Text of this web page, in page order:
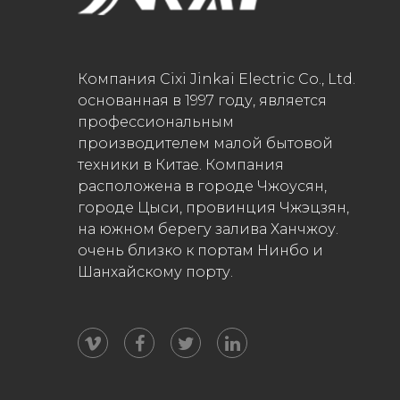
Компания Cixi Jinkai Electric Co., Ltd.
основанная в 1997 году, является
профессиональным
производителем малой бытовой
техники в Китае. Компания
расположена в городе Чжоусян,
городе Цыси, провинция Чжэцзян,
на южном берегу залива Ханчжоу.
очень близко к портам Нинбо и
Шанхайскому порту.